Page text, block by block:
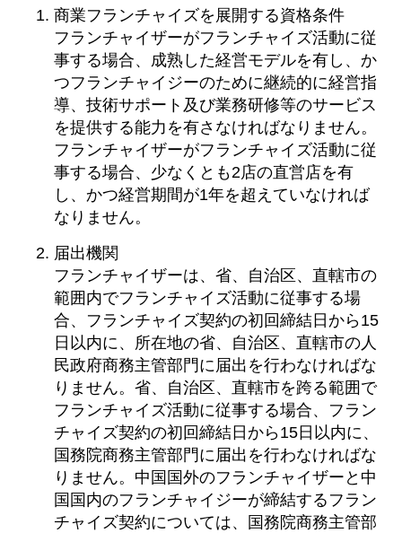
商業フランチャイズを展開する資格条件
フランチャイザーがフランチャイズ活動に従
事する場合、成熟した経営モデルを有し、か
つフランチャイジーのために継続的に経営指
導、技術サポート及び業務研修等のサービス
を提供する能力を有さなければなりません。
フランチャイザーがフランチャイズ活動に従
事する場合、少なくとも2店の直営店を有
し、かつ経営期間が1年を超えていなければ
なりません。
届出機関
フランチャイザーは、省、自治区、直轄市の
範囲内でフランチャイズ活動に従事する場
合、フランチャイズ契約の初回締結日から15
日以内に、所在地の省、自治区、直轄市の人
民政府商務主管部門に届出を行わなければな
りません。省、自治区、直轄市を跨る範囲で
フランチャイズ活動に従事する場合、フラン
チャイズ契約の初回締結日から15日以内に、
国務院商務主管部門に届出を行わなければな
りません。中国国外のフランチャイザーと中
国国内のフランチャイジーが締結するフラン
チャイズ契約については、国務院商務主管部